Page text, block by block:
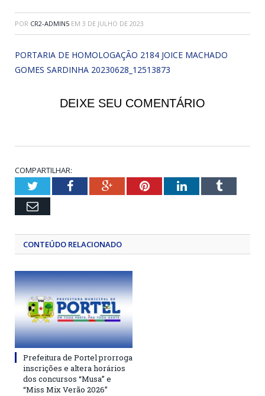
POR CR2-ADMIN5 EM 3 DE JULHO DE 2023
PORTARIA DE HOMOLOGAÇÃO 2184 JOICE MACHADO
GOMES SARDINHA 20230628_12513873
DEIXE SEU COMENTÁRIO
COMPARTILHAR:
TwitterFacebookGoogle+PinterestLinkedInTumblr
Email
CONTEÚDO RELACIONADO
Prefeitura de Portel prorroga
inscrições e altera horários
dos concursos “Musa” e
“Miss Mix Verão 2026”